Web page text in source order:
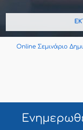
Online Σεμινάριο